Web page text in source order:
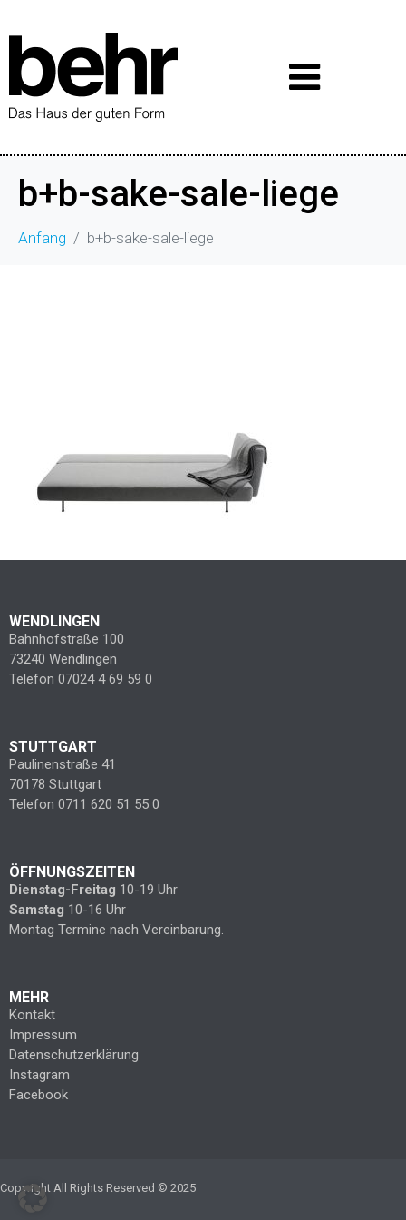
b+b-sake-sale-liege
Anfang b+b-sake-sale-liege
WENDLINGEN
Bahnhofstraße 100
73240 Wendlingen
Telefon 07024 4 69 59 0
STUTTGART
Paulinenstraße 41
70178 Stuttgart
Telefon 0711 620 51 55 0
ÖFFNUNGSZEITEN
Dienstag-Freitag 10-19 Uhr
Samstag 10-16 Uhr
Montag Termine nach Vereinbarung.
MEHR
Kontakt
Impressum
Datenschutzerklärung
Instagram
Facebook
Copyright All Rights Reserved © 2025